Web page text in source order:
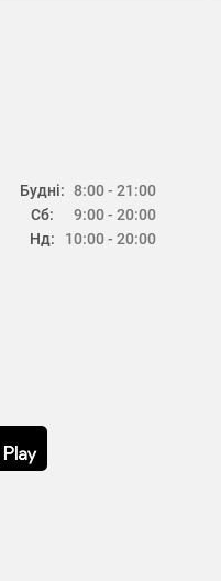
Будні:
Сб:
Нд:
8:00 - 21:00
9:00 - 20:00
10:00 - 20:00